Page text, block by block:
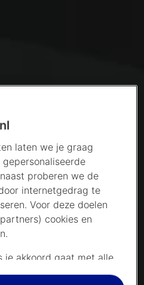
laten we je graag
proberen we de
internetgedrag te
Voor deze doelen
cookies en
je akkoord gaat met alle
liever niet”, dan